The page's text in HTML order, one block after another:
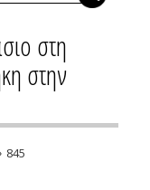
στη
στην
845